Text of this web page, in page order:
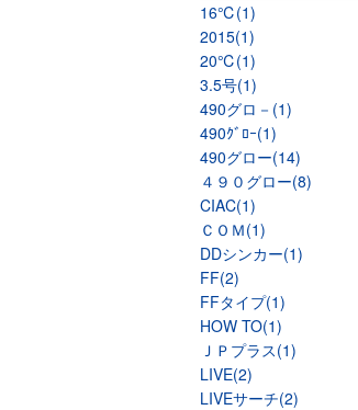
16℃(1)
2015(1)
20℃(1)
3.5号(1)
490グロ－(1)
490ｸﾞﾛｰ(1)
490グロー(14)
４９０グロー(8)
CIAC(1)
ＣＯＭ(1)
DDシンカー(1)
FF(2)
FFタイプ(1)
HOW TO(1)
ＪＰプラス(1)
LIVE(2)
LIVEサーチ(2)